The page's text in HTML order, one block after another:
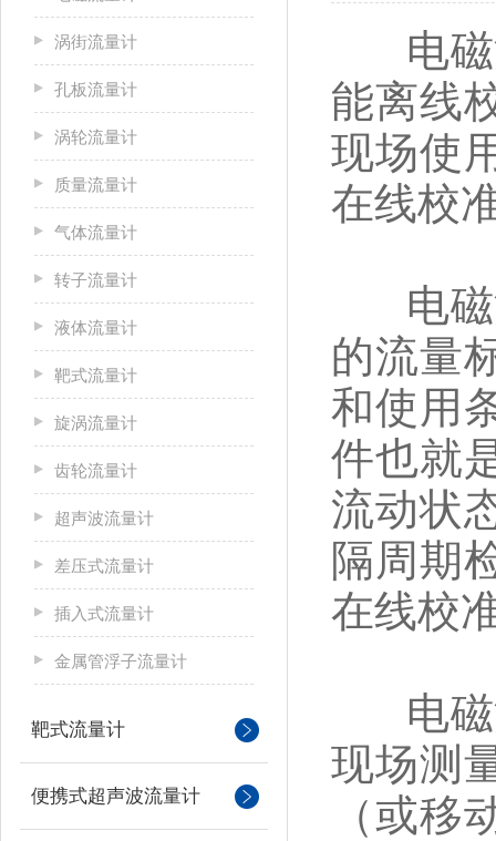
涡街流量计
孔板流量计
涡轮流量计
质量流量计
气体流量计
转子流量计
液体流量计
靶式流量计
旋涡流量计
齿轮流量计
超声波流量计
差压式流量计
插入式流量计
金属管浮子流量计
靶式流量计
便携式超声波流量计
电磁
能离线
现场使
在线校
电磁
的流量
和使用
件也就
流动状
隔周期
在线校
电磁
现场测
（或